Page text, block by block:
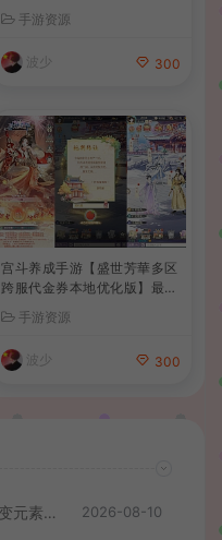
后台+详细搭建教程
手游资源
波少 300
宫斗养成手游【盛世芳華多区
跨服代金券本地优化版】最新
整理单机一键即玩端+Linux
手工服务端+CDK授权后台
+安卓+详细搭建教程
手游资源
波少 300
战神引擎传奇手游【1.85浴血微变元素三大陆-白猪3】最新整理Win系复古服务端+安卓苹果双端+GM授权后台+详细搭建教程 2026-08-10